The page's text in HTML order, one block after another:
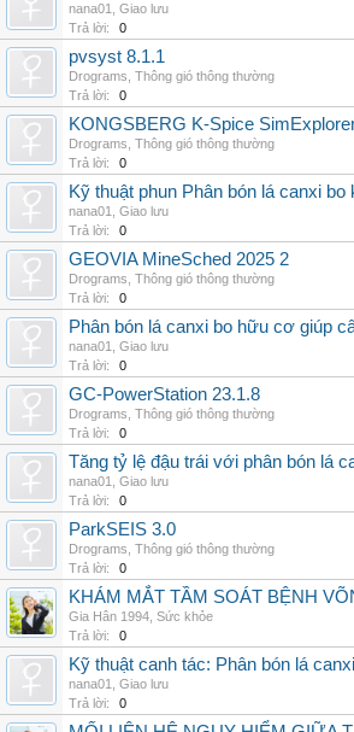
nana01
Giao lưu
Trả lời:
0
pvsyst 8.1.1
Drograms Thông gió thông thường
Trả lời:
0
KONGSBERG K-Spice
Drograms Thông gió thông thường
Trả lời:
0
Kỹ thuật phun Phân bón lá canxi bo
nana01
Giao lưu
Trả lời:
0
GEOVIA MineSched 2025 2
Drograms Thông gió thông thường
Trả lời:
0
Phân bón lá canxi bo hữu cơ giúp
nana01
Giao lưu
Trả lời:
0
GC-PowerStation 23.1.8
Drograms Thông gió thông thường
Trả lời:
0
Tăng tỷ lệ đậu trái với phân bón lá
nana01
Giao lưu
Trả lời:
0
ParkSEIS 3.0
Drograms Thông gió thông thường
Trả lời:
0
KHÁM MẮT TẦM SOÁT BỆNH
Gia Hân 1994 Sức khỏe
Trả lời:
0
Kỹ thuật canh tác: Phân bón lá
nana01
Giao lưu
Trả lời:
0